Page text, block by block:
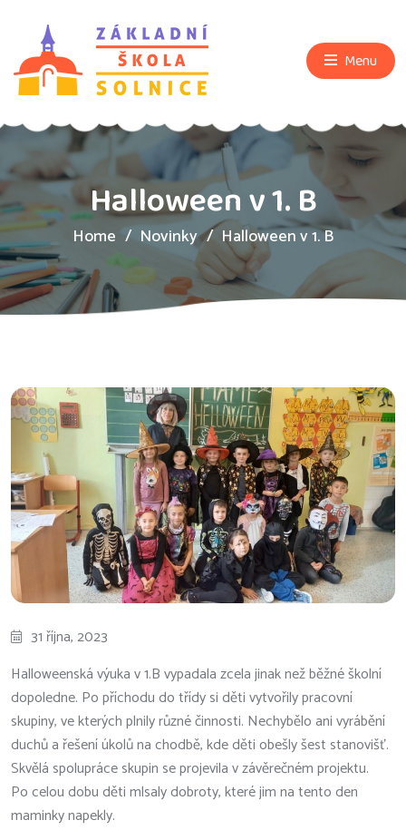
Menu
Halloween v 1. B
Home Novinky Halloween v 1. B
31 října, 2023
Halloweenská výuka v 1.B vypadala zcela jinak než běžné školní
dopoledne. Po příchodu do třídy si děti vytvořily pracovní
skupiny, ve kterých plnily různé činnosti. Nechybělo ani vyrábění
duchů a řešení úkolů na chodbě, kde děti obešly šest stanovišť.
Skvělá spolupráce skupin se projevila v závěrečném projektu.
Po celou dobu děti mlsaly dobroty, které jim na tento den
maminky napekly.